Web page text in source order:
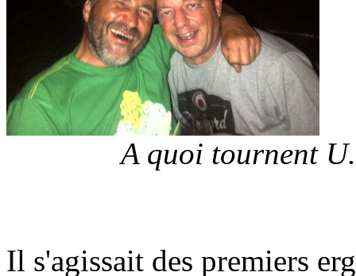
A quoi tournent
Il s'agissait des premiers